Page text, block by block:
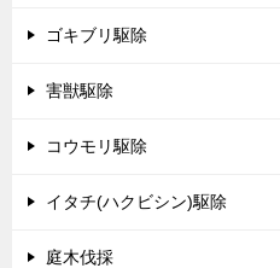
ゴキブリ駆除
害獣駆除
コウモリ駆除
イタチ(ハクビシン)駆除
庭木伐採